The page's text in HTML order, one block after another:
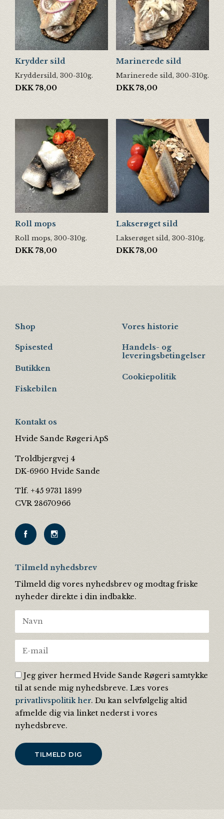
Krydder sild
Kryddersild, 300-310g.
DKK 78,00
Marinerede sild
Marinerede sild, 300-310g.
DKK78,00
Roll mops
Roll mops, 300-310g.
DKK 78,00
Lakserøget sild
Lakserøget sild, 300-310g.
DKK78,00
Shop
Spisested
Butikken
Fiskebilen
Vores historie
Handels- og
leveringsbetingelser
Cookiepolitik
Kontakt os
Hvide Sande Røgeri ApS
Troldbjergvej 4
DK-6960 Hvide Sande
Tlf. +45 9731 1899
CVR 28670966
Tilmeld nyhedsbrev
Tilmeld dig vores nyhedsbrev og modtag friske
nyheder direkte i din indbakke.
Jeg giver hermed Hvide Sande Røgeri samtykke
til at sende mig nyhedsbreve. Læs vores
privatlivspolitik her. Du kan selvfølgelig altid
afmelde dig via linket nederst i vores
nyhedsbreve.